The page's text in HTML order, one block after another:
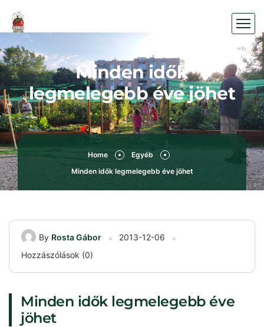
Minden idők
legmelegebb éve jöhet
Home
Egyéb
Minden idők legmelegebb éve jöhet
By Rosta Gábor
2013-12-06
Hozzászólások (0)
Minden idők legmelegebb éve
jöhet